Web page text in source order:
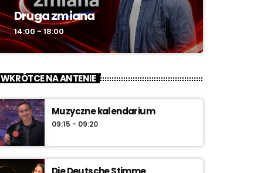
Druga zmiana
14:00 - 18:00
WKRÓTCE NA ANTENIE
Muzyczne kalendarium
09:15 - 09:20